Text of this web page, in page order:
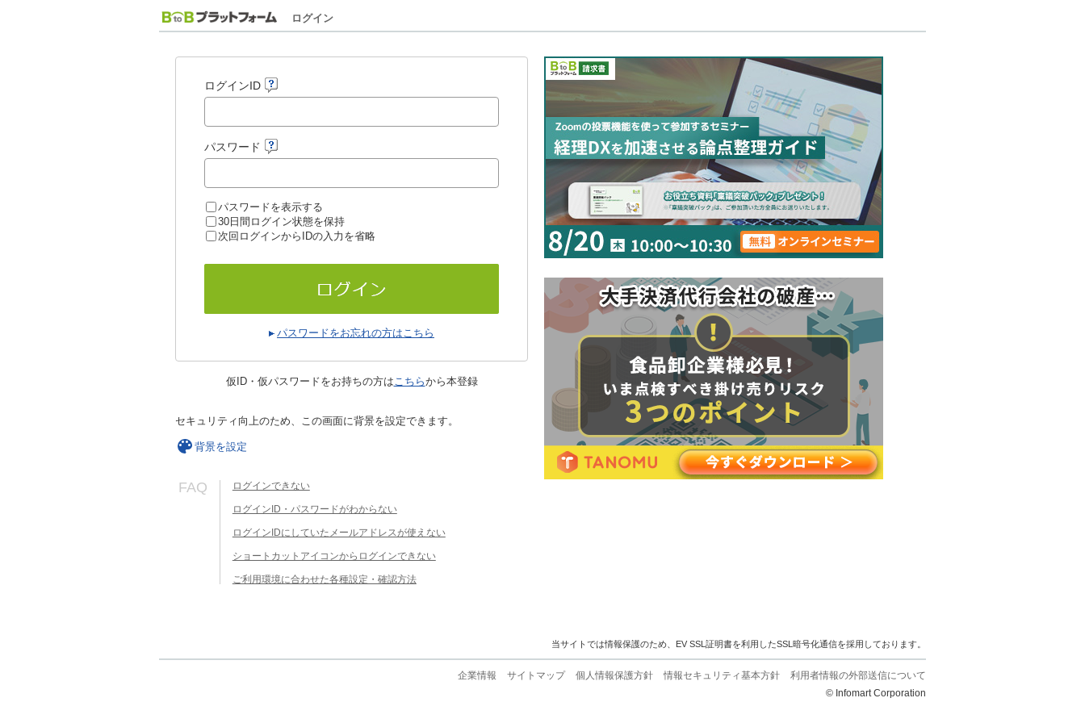
ログイン
ログインID
パスワード
パスワードを表示する
30日間ログイン状態を保持
次回ログインからIDの入力を省略
パスワードをお忘れの方はこちら
仮ID・仮パスワードをお持ちの方はこちらから本登録
セキュリティ向上のため、この画面に背景を設定できます。
背景を設定
FAQ ログインできない
ログインID・パスワードがわからない
ログインIDにしていたメールアドレスが使えない
ショートカットアイコンからログインできない
ご利用環境に合わせた各種設定・確認方法
当サイトでは情報保護のため、EV SSL証明書を利用したSSL暗号化通信を採用しております。
企業情報 サイトマップ 個人情報保護方針 情報セキュリティ基本方針
利用者情報の外部送信について
© Infomart Corporation